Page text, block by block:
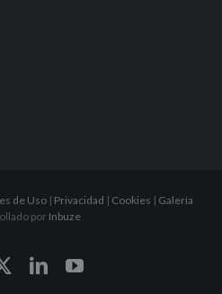
de Uso| Privacidad | Cookies | Galería
por Inbuze
LinkedInYouTube